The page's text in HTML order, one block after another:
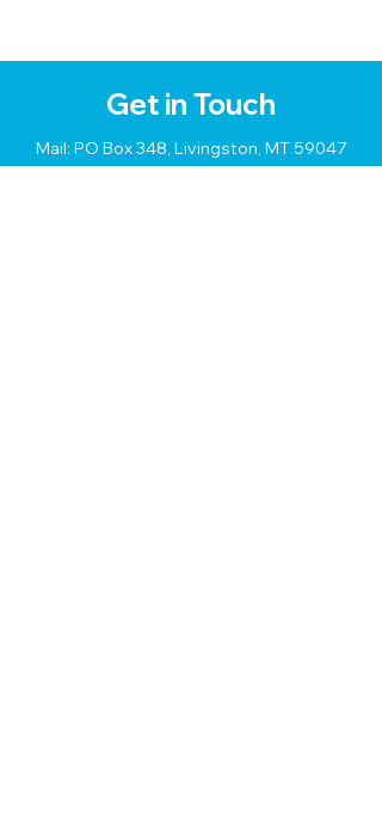
Get in Touch
Mail: PO Box 348, Livingston, MT 59047
Phone:406.224.3904